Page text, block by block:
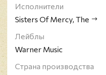
Исполнители
Sisters Of Mercy, The
Лейблы
Warner Music
Страна производства